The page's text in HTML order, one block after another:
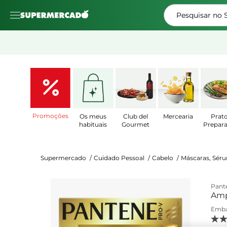
Pesquisar no
Promoções
Os meus
habituais
Club del
Gourmet
Mercearia
Supermercado / Cuidado Pessoal / Cabelo / Máscaras,
4.8